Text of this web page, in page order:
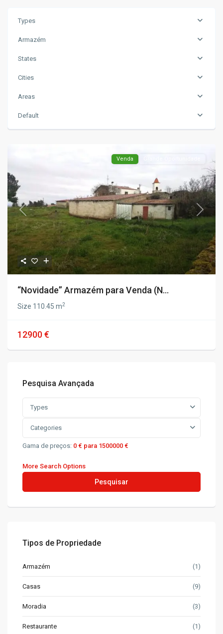
Types
Armazém
States
Cities
Areas
Default
Previous Next
Venda
“Novidade” Armazém para Venda (N...
Size 110.45 m2
12900 €
Pesquisa Avançada
Types
Categories
Gama de preços: 0 € para 1500000 €
More Search Options
Pesquisar
Tipos de Propriedade
Armazém (1)
Casas (9)
Moradia (3)
Restaurante (1)